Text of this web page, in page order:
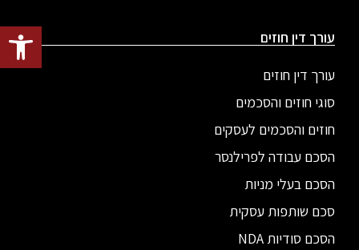
פתח עורך דין חוזים
עורך דין חוזים
סוגי חוזים והסכמים
חוזים והסכמים לעסקים
הסכם עבודה לפרילנסר
הסכם בעלי מניות
סכם שותפות עסקית
הסכם סודיות NDA